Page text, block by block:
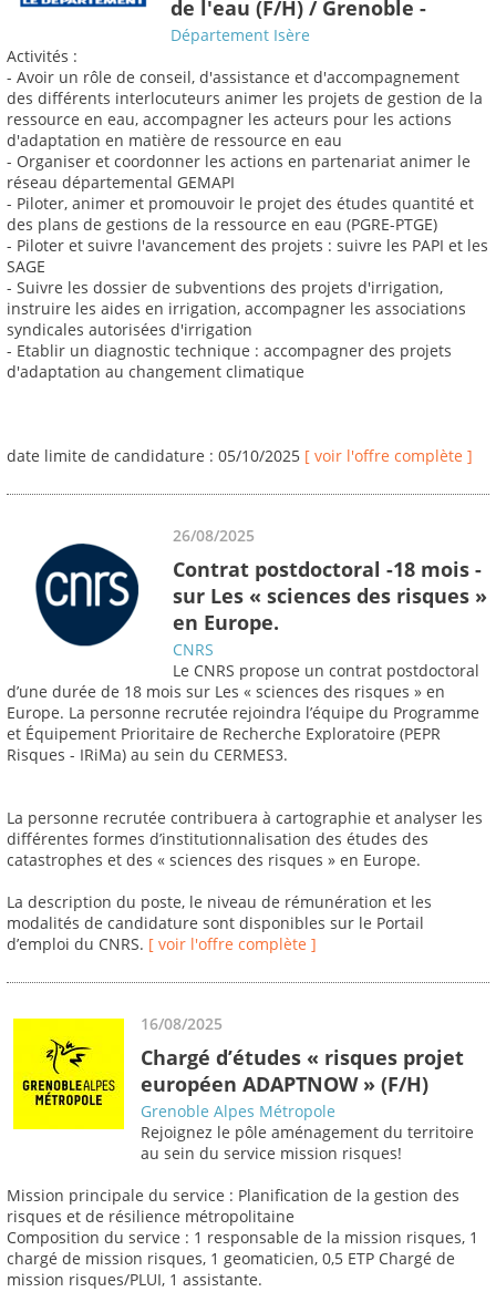
de l'eau (F/H) / Grenoble -
Département Isère
Activités :
- Avoir un rôle de conseil, d'assistance et d'accompagnement
des différents interlocuteurs animer les projets de gestion de la
ressource en eau, accompagner les acteurs pour les actions
d'adaptation en matière de ressource en eau
- Organiser et coordonner les actions en partenariat animer le
réseau départemental GEMAPI
- Piloter, animer et promouvoir le projet des études quantité et
des plans de gestions de la ressource en eau (PGRE-PTGE)
- Piloter et suivre l'avancement des projets : suivre les PAPI et les
SAGE
- Suivre les dossier de subventions des projets d'irrigation,
instruire les aides en irrigation, accompagner les associations
syndicales autorisées d'irrigation
- Etablir un diagnostic technique : accompagner des projets
d'adaptation au changement climatique
date limite de candidature : 05/10/2025 [ voir l'offre complète ]
26/08/2025
Contrat postdoctoral -18 mois -
sur Les « sciences des risques »
en Europe.
CNRS
Le CNRS propose un contrat postdoctoral
d’une durée de 18 mois sur Les « sciences des risques » en
Europe. La personne recrutée rejoindra l’équipe du Programme
et Équipement Prioritaire de Recherche Exploratoire (PEPR
Risques - IRiMa) au sein du CERMES3.
La personne recrutée contribuera à cartographie et analyser les
différentes formes d’institutionnalisation des études des
catastrophes et des « sciences des risques » en Europe.
La description du poste, le niveau de rémunération et les
modalités de candidature sont disponibles sur le Portail
d’emploi du CNRS. [ voir l'offre complète ]
16/08/2025
Chargé d’études « risques projet
européen ADAPTNOW » (F/H)
Grenoble Alpes Métropole
Rejoignez le pôle aménagement du territoire
au sein du service mission risques!
Mission principale du service : Planification de la gestion des
risques et de résilience métropolitaine
Composition du service : 1 responsable de la mission risques, 1
chargé de mission risques, 1 geomaticien, 0,5 ETP Chargé de
mission risques/PLUI, 1 assistante.